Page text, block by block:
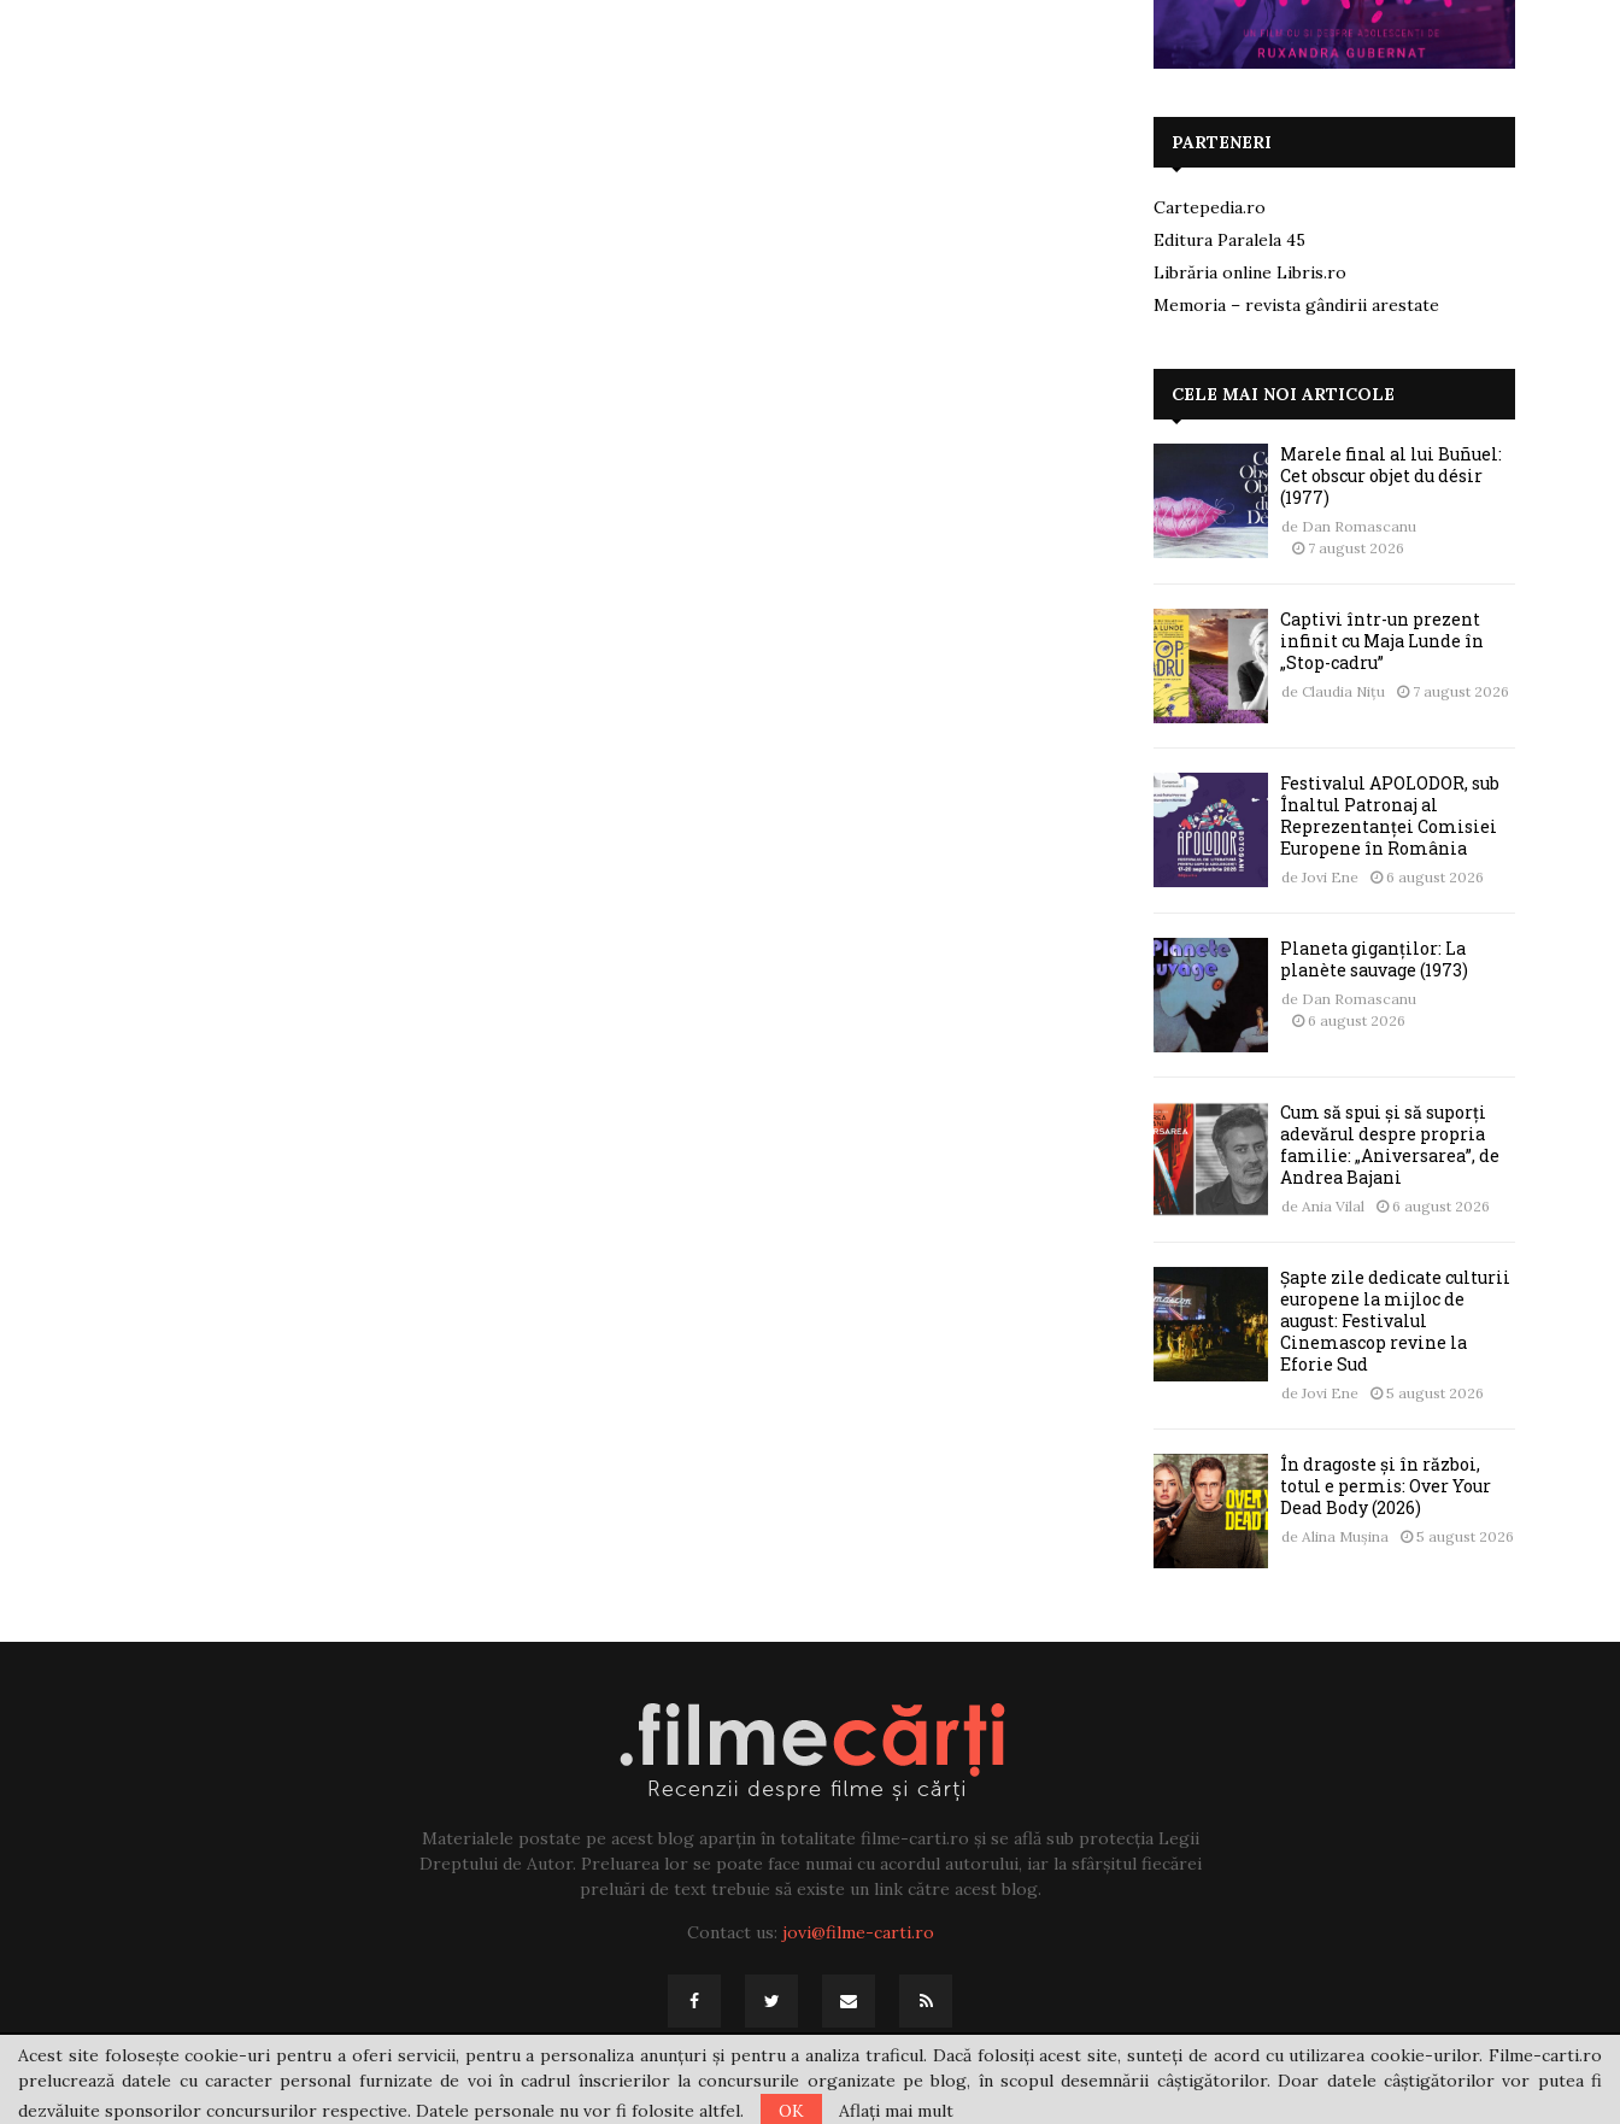
PARTENERI
Cartepedia.ro
Editura Paralela 45
Librăria online Libris.ro
Memoria – revista gândirii arestate
CELE MAI NOI ARTICOLE
Marele final al lui Buñuel:
Cet obscur objet du désir
(1977)
de Dan Romascanu
7 august 2026
Captivi într-un prezent
infinit cu Maja Lunde în
„Stop-cadru”
de Claudia Nițu 7 august 2026
Festivalul APOLODOR, sub
Înaltul Patronaj al
Reprezentanței Comisiei
Europene în România
de Jovi Ene 6 august 2026
Planeta giganților: La
planète sauvage (1973)
de Dan Romascanu
6 august 2026
Cum să spui și să suporți
adevărul despre propria
familie: „Aniversarea”, de
Andrea Bajani
de Ania Vilal 6 august 2026
Șapte zile dedicate culturii
europene la mijloc de
august: Festivalul
Cinemascop revine la
Eforie Sud
de Jovi Ene 5 august 2026
În dragoste și în război,
totul e permis: Over Your
Dead Body (2026)
de Alina Mușina 5 august 2026
Materialele postate pe acest blog aparțin în totalitate filme-carti.ro și se află sub protecția Legii
Dreptului de Autor. Preluarea lor se poate face numai cu acordul autorului, iar la sfârșitul fiecărei
preluări de text trebuie să existe un link către acest blog.
Contact us: jovi@filme-carti.ro
@2021 - filme-carti.ro
Acest site folosește cookie-uri pentru a oferi servicii, pentru a personaliza anunțuri și pentru a analiza traficul. Dacă folosiți acest site, sunteți de acord cu utilizarea cookie-urilor. Filme-carti.ro
prelucrează datele cu caracter personal furnizate de voi în cadrul înscrierilor la concursurile organizate pe blog, în scopul desemnării câștigătorilor. Doar datele câștigătorilor vor putea fi
dezvăluite sponsorilor concursurilor respective. Datele personale nu vor fi folosite altfel.
OK Aflați mai mult